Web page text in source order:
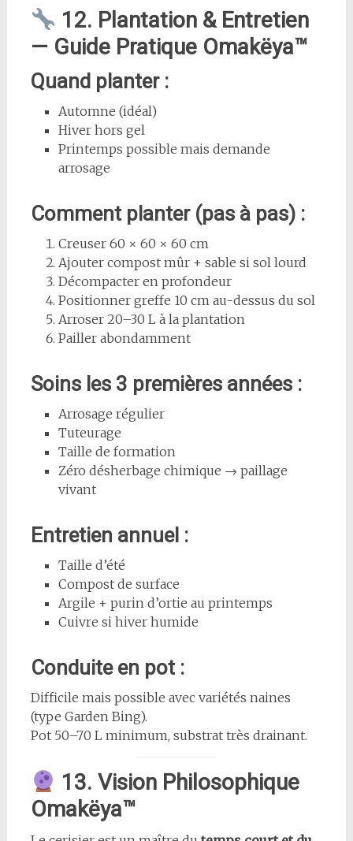
12. Plantation & Entretien
— Guide Pratique Omakëya™
Quand planter :
Automne (idéal)
Hiver hors gel
Printemps possible mais demande
arrosage
Comment planter (pas à pas) :
Creuser 60 × 60 × 60 cm
Ajouter compost mûr + sable si sol lourd
Décompacter en profondeur
Positionner greffe 10 cm au-dessus du sol
Arroser 20–30 L à la plantation
Pailler abondamment
Soins les 3 premières années :
Arrosage régulier
Tuteurage
Taille de formation
Zéro désherbage chimique → paillage
vivant
Entretien annuel :
Taille d’été
Compost de surface
Argile + purin d’ortie au printemps
Cuivre si hiver humide
Conduite en pot :
Difficile mais possible avec variétés naines
(type Garden Bing).
Pot 50–70 L minimum, substrat très drainant.
13. Vision Philosophique
Omakëya™